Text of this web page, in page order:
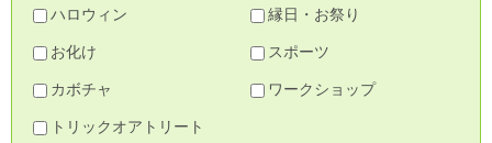
ハロウィン 縁日・お祭り
お化け スポーツ
カボチャ ワークショップ
トリックオアトリート